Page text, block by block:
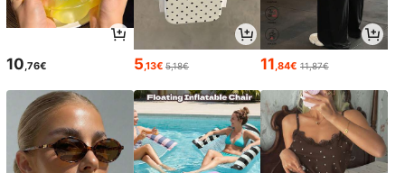
10 ,76€ 5 ,13€ 5,18€ 11 ,84€ 11,87€